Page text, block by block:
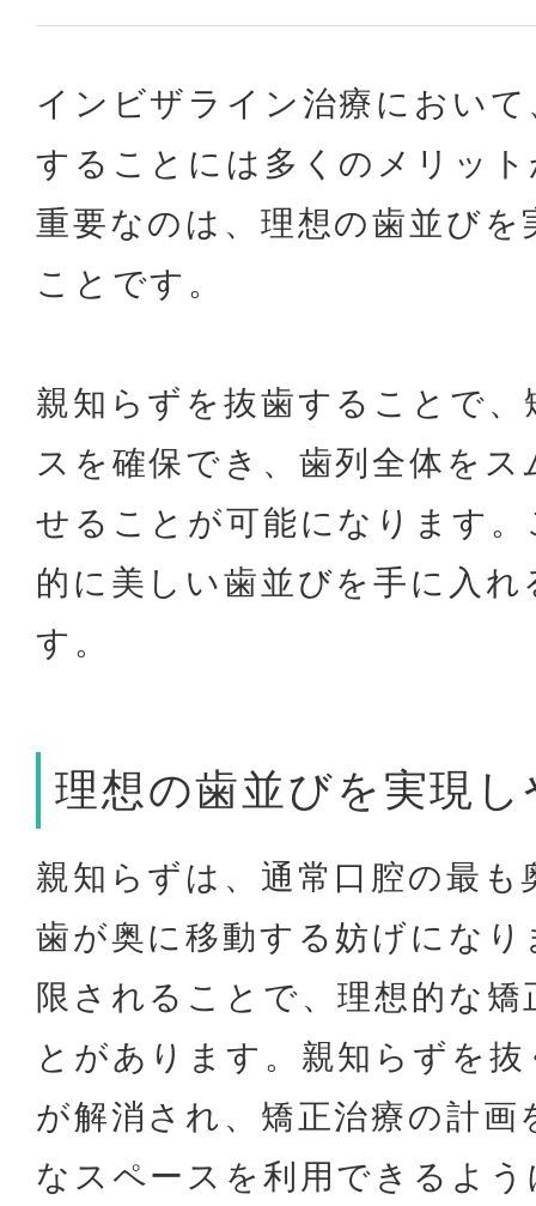
インビザライン治療におい
することには多くのメリッ
重要なのは、理想の歯並び
ことです。
親知らずを抜歯することで
スを確保でき、歯列全体を
せることが可能になります
的に美しい歯並びを手に入
す。
理想の歯並びを実現
親知らずは、通常口腔の最も
歯が奥に移動する妨げにな
限されることで、理想的な
とがあります。親知らずを
が解消され、矯正治療の計
なスペースを利用できるよ